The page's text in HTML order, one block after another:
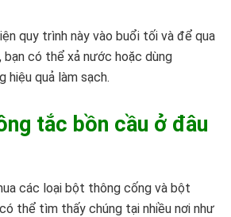
quy trình này vào buổi tối và để qua
bạn có thể xả nước hoặc dùng
quả làm sạch.
tắc bồn cầu ở đâu
các loại bột thông cống và bột
thể tìm thấy chúng tại nhiều nơi như